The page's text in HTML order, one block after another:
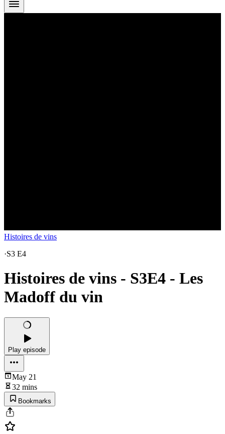
Histoires de vins
·S3 E4
Histoires de vins - S3E4 - Les
Madoff du vin
Play episode
May 21
32 mins
Bookmarks